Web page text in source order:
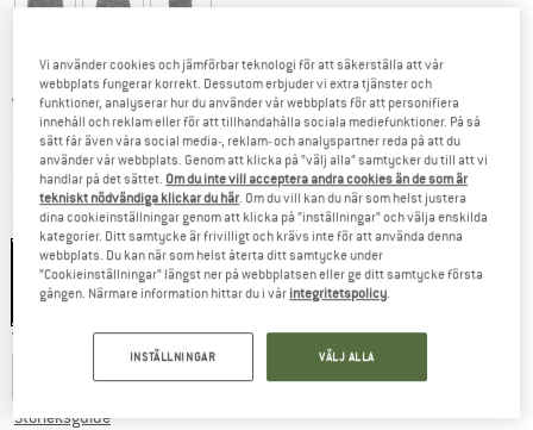
Ursprungligt pris :
48,95€
Pris:
19,58€ inkl. moms
KR214,31
plus fraktkostnaderInformation om fraktkostnader. Öppnas i en inforuta
Färg:Grey
Välj en storlek:
M/L XL/XXL
Storleksguide
Vi använder cookies och jämförbar teknologi för att säkerställa att vår
webbplats fungerar korrekt. Dessutom erbjuder vi extra tjänster och
funktioner, analyserar hur du använder vår webbplats för att personifiera
innehåll och reklam eller för att tillhandahålla sociala mediefunktioner. På så
sätt får även våra social media-, reklam- och analyspartner reda på att du
använder vår webbplats. Genom att klicka på ”välj alla” samtycker du till att vi
handlar på det sättet. Om du inte vill acceptera andra cookies än de som är
tekniskt nödvändiga klickar du här. Om du vill kan du när som helst justera
dina cookieinställningar genom att klicka på ”inställningar” och välja enskilda
kategorier. Ditt samtycke är frivilligt och krävs inte för att använda denna
webbplats. Du kan när som helst återta ditt samtycke under
”Cookieinställningar” längst ner på webbplatsen eller ge ditt samtycke första
gången. Närmare information hittar du i vår integritetspolicy.
INSTÄLLNINGAR VÄLJ ALLA